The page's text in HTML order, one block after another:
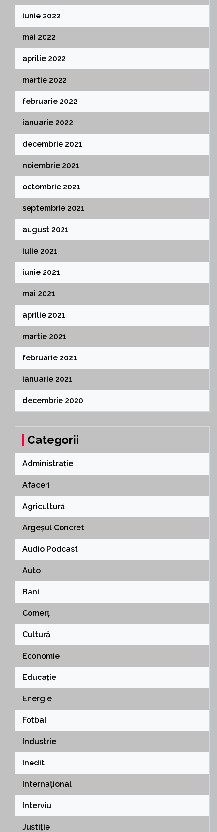
iunie 2022
mai 2022
aprilie 2022
martie 2022
februarie 2022
ianuarie 2022
decembrie 2021
noiembrie 2021
octombrie 2021
septembrie 2021
august 2021
iulie 2021
iunie 2021
mai 2021
aprilie 2021
martie 2021
februarie 2021
ianuarie 2021
decembrie 2020
Categorii
Administrație
Afaceri
Agricultură
Argeșul Concret
Audio Podcast
Auto
Bani
Comerț
Cultură
Economie
Educație
Energie
Fotbal
Industrie
Inedit
Internațional
Interviu
Justiție